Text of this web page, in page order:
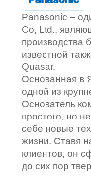
Panasonic –
Co, Ltd.,
производства
известной
Quasar.
Основанная в
одной из
Основатель
простого, но
себе новые
жизни. Ставя
клиентов, он
до сих пор